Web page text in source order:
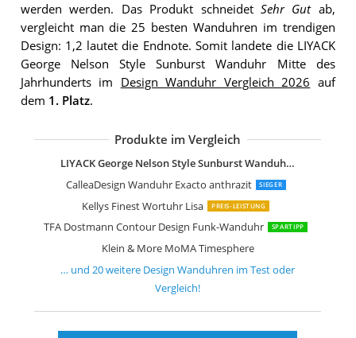
werden werden. Das Produkt schneidet Sehr Gutab,
vergleicht man die 25 besten Wanduhren im trendigen
Design: 1,2 lautet die Endnote. Somit landete die LIYACK
George Nelson Style Sunburst Wanduhr Mitte des
Jahrhunderts im Design Wanduhr Vergleich 2026 auf
dem 1. Platz.
Produkte im Vergleich
LIYACK George Nelson Style Sunburst Wanduhr Mitte des Jahrhunderts
CalleaDesign Wanduhr Exacto anthrazit
SIEGER
Kellys Finest Wortuhr Lisa PREIS-LEISTUNG
TFA Dostmann Contour Design Funk-Wanduhr SPARTIPP
Klein & More MoMA Timesphere
Rainbow Watch GmbH Wanduhr Art'
Rainbow Watch GmbH Wanduhr Art'
CalleaDesign Clock40 Wanduhr Rubin
getDigital Binäre Wanduhr blau
sompex Clocks Wanduhr Monaco
Kare 32532 Wanduhr Pendulum
MOMA Wanduhr Rainbow Clock
Magis Tempo Wanduhr orange
AMS 9520 Wanduhr Quarz Schiefer
AMS 9516 Schiefer-Wanduhr aus
ardeola The minimalist 12cm weißes
Kare Wanduhr Like Umbrella Chrome
Karlsson KA5658BK Wanduhr Sensu
NeXtime Wanduhr Retro lautlos
Lunartec LED Funkuhr: LED-Funk-
JONES CLOCKS Square Retro
… und20weitere Design Wanduhren im Test oder
Vergleich!